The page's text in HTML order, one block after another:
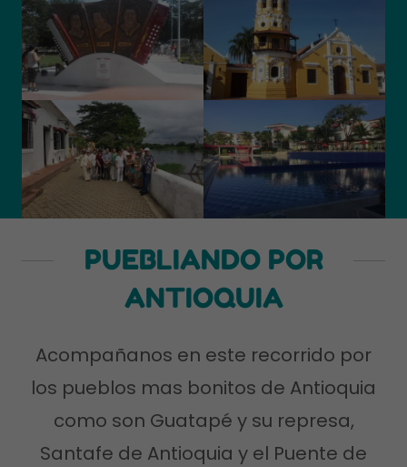
PUEBLIANDO POR
ANTIOQUIA
Acompañanos en este recorrido por
los pueblos mas bonitos de Antioquia
como son Guatapé y su represa,
Santafe de Antioquia y el Puente de